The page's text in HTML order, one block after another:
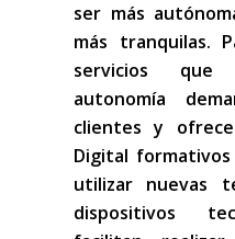
ser más
más tranquilas.
servicios
autonomía
clientes y
Digital
utilizar nuevas
dispositivos